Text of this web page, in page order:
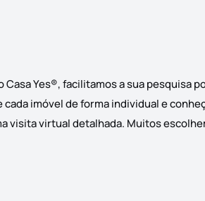
Yes®, facilitamos a sua
imóvel de forma individual e
virtual detalhada. Muitos